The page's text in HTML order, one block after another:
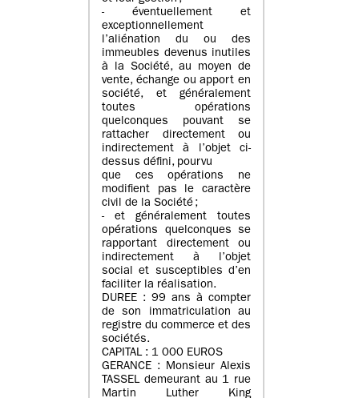
- éventuellement et
exceptionnellement
l’aliénation du ou des
immeubles devenus inutiles
à la Société, au moyen de
vente, échange ou apport en
société, et généralement
toutes opérations
quelconques pouvant se
rattacher directement ou
indirectement à l’objet ci-
dessus défini, pourvu
que ces opérations ne
modifient pas le caractère
civil de la Société ;
- et généralement toutes
opérations quelconques se
rapportant directement ou
indirectement à l’objet
social et susceptibles d’en
faciliter la réalisation.
DUREE : 99 ans à compter
de son immatriculation au
registre du commerce et des
sociétés.
CAPITAL : 1 000 EUROS
GERANCE : Monsieur Alexis
TASSEL demeurant au 1 rue
Martin Luther King